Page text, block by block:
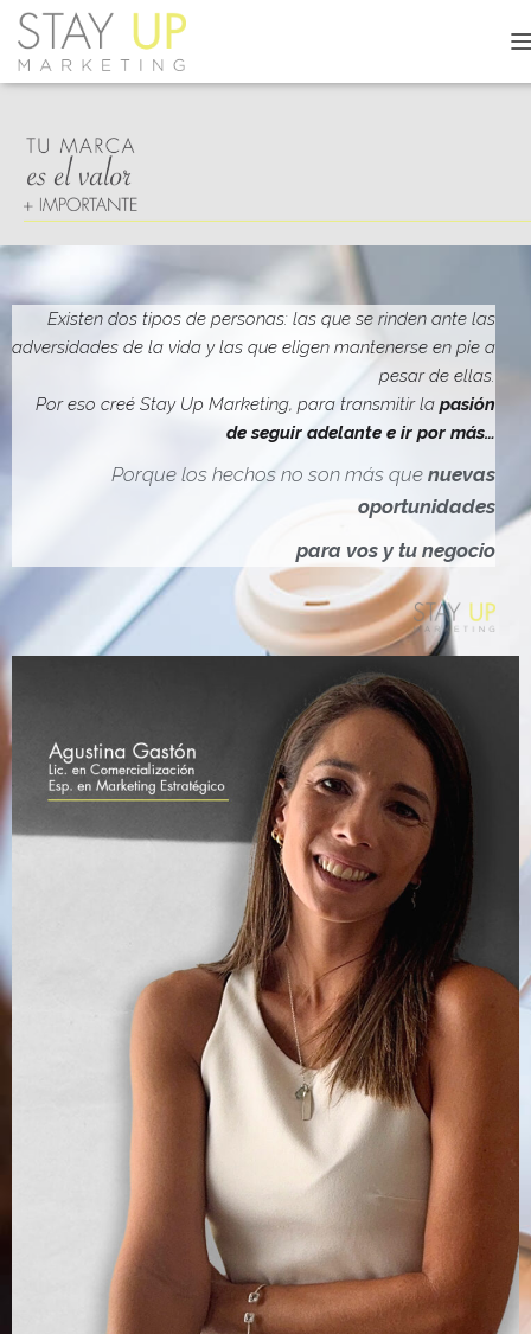
A
M
D
E
N
A
V
G
I
Ó
N
Existen dos tipos de personas: las que se rinden ante las
adversidades de la vida y las que eligen mantenerse en pie a
pesar de ellas.
Por eso creé Stay Up Marketing, para transmitir la pasión
de seguir adelante e ir por más…
Porque los hechos no son más que nuevas
oportunidades
para vos y tu negocio